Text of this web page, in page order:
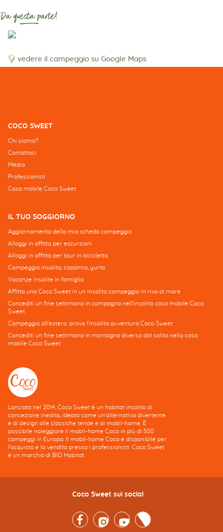
Da questa parte!
vedere il campeggio su Google Maps
COCO SWEET
Chi siamo?
Contattaci
Media
Professionisti
Casa mobile Coco Sweet
IL TUO SOGGIORNO
Aggiornamento della mia scheda campeggio
Alloggi in affitto per escursioni
Alloggi in affitto per tour in bicicletta
Campeggio insolito, capanna, yurta
Vacanze insolite in famiglia
Affitta una Coco Sweet in un insolito campeggio in riva al mare
Concediti un fine settimana in campagna nell'insolita casa mobile Coco
Sweet
Campeggio all'estero: prova l'insolita avventura Coco Sweet
Concediti un fine settimana in montagna diverso dal solito nella casa
mobile Coco Sweet
Lanciato nel 2014, Coco Sweet è un habitat insolito di
concezione inedita, ideato come un'alternativa divertente
e di design alle classiche tende e ai mobil-home. È
possibile noleggiare il mobil-home Coco in più di 500
campeggi in Europa. Il mobil-home Coco è disponibile per
l'acquisto e la vendita presso i professionisti. Coco Sweet
è un marchio di BIO Habitat.
Coco Sweet sui social
FacebookInstagramYoutubeTwitter